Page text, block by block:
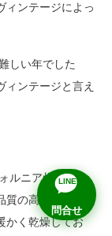
ィンテージによっ
しい年でした
ィンテージと言え
ルニア州は、一
の高い優れたヴ
かく乾燥してお
LINE
問合せ